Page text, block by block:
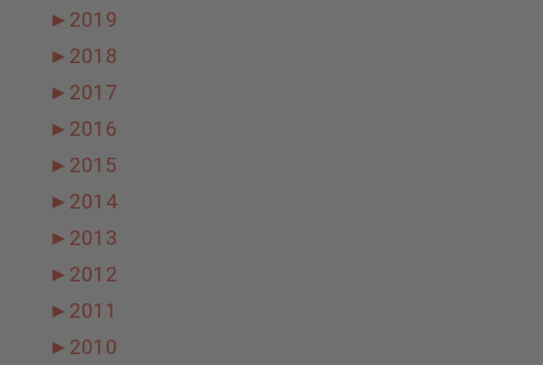
► 2019
► 2018
► 2017
► 2016
► 2015
► 2014
► 2013
► 2012
► 2011
► 2010